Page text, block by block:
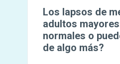
Los lapsos de
adultos
normales o
de algo más?